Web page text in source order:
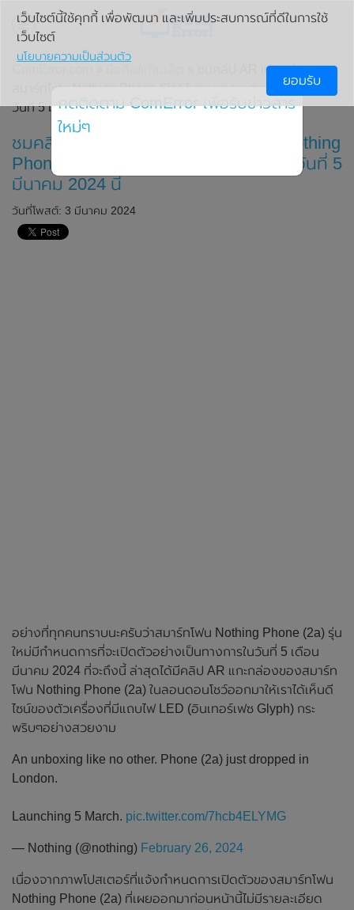
» ชมคลิป AR แกะกล่องของ
สมาร์ทโฟน Nothing Phone (2a) ในลอนดอน ก่อนเปิดตัวที่ใน
วันที่ 5 มีนาคม 2024 นี้
ชมคลิป AR แกะกล่องของสมาร์ทโฟน Nothing
Phone (2a) ในลอนดอน ก่อนเปิดตัวที่ในวันที่ 5
มีนาคม 2024 นี้
วันที่โพสต์: 3 มีนาคม 2024
อย่างที่ทุกคนทราบนะครับว่าสมาร์ทโฟน Nothing Phone (2a) รุ่น
ใหม่มีกำหนดการที่จะเปิดตัวอย่างเป็นทางการในวันที่ 5 เดือน
มีนาคม 2024 ที่จะถึงนี้ ล่าสุดได้มีคลิป AR แกะกล่องของสมาร์ท
โฟน Nothing Phone (2a) ในลอนดอนโชว์ออกมาให้เราได้เห็นดี
ไซน์ของตัวเครื่องที่มีแถบไฟ LED (อินเทอร์เฟซ Glyph) กระ
พริบๆอย่างสวยงาม
An unboxing like no other. Phone (2a) just dropped in
London.
Launching 5 March. pic.twitter.com/7hcb4ELYMG
— Nothing (@nothing) February 26, 2024
เนื่องจากภาพโปสเตอร์ที่แจ้งกำหนดการเปิดตัวของสมาร์ทโฟน
Nothing Phone (2a) ที่เผยออกมาก่อนหน้านี้ไม่มีรายละเอียด
เว็บไซต์นี้ใช้คุกกี้ เพื่อพัฒนา และเพิ่มประสบการณ์ที่ดีในการใช้
เว็บไซต์
นโยบายความเป็นส่วนตัว
ยอมรับ
กดติดตาม ComError เพื่อรับข่าวสาร
ใหม่ๆ